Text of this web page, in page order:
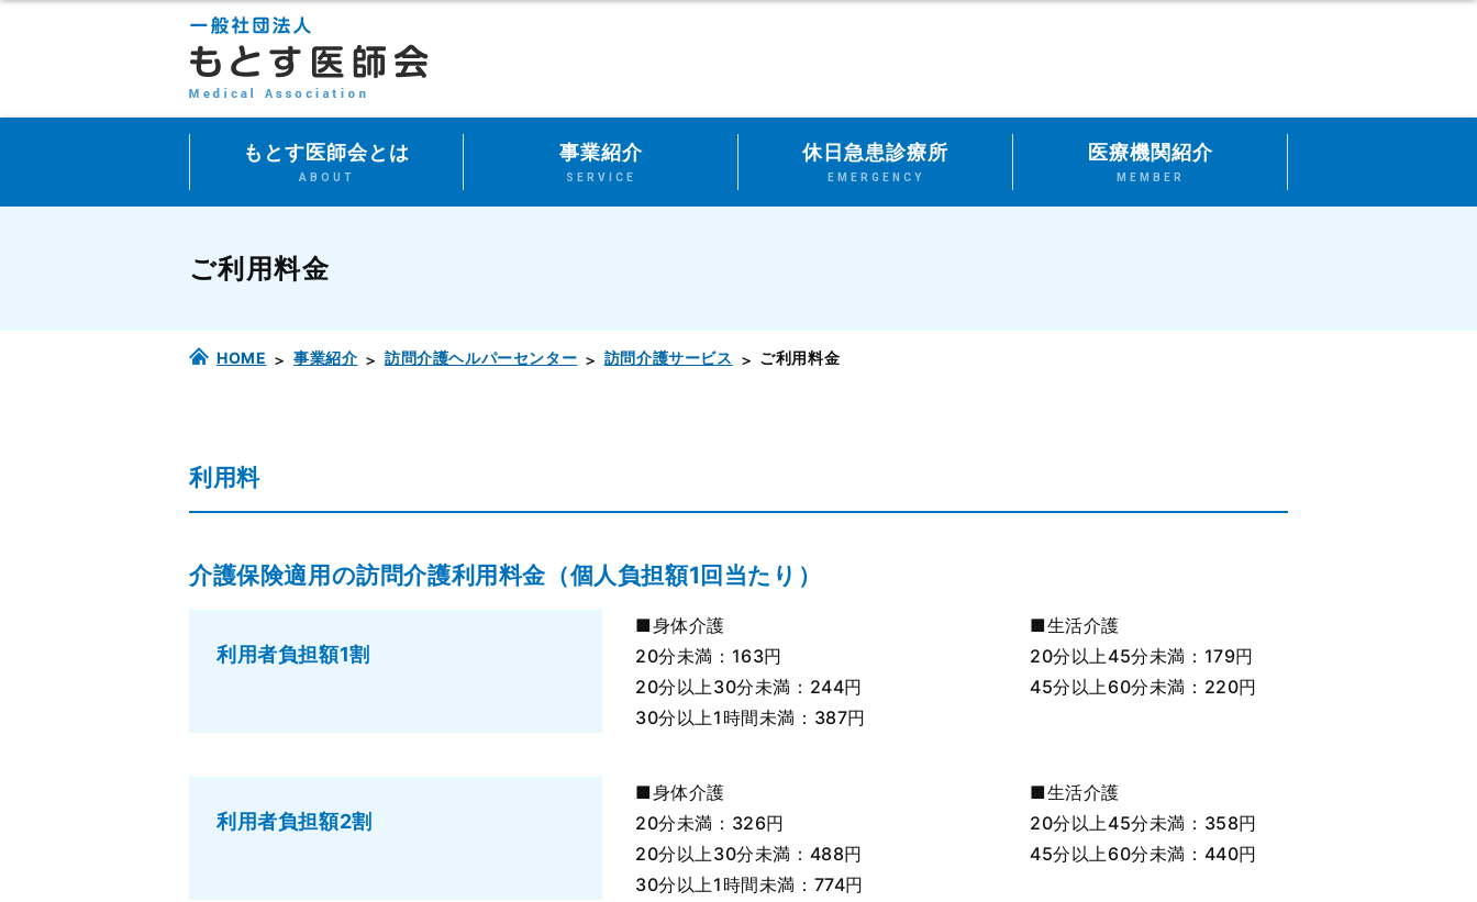
もとす医師会とは
ABOUT
事業紹介
SERVICE
休日急患診療所
EMERGENCY
医療機関紹介
MEMBER
ご利用料金
HOME 事業紹介 訪問介護ヘルパーセンター 訪問介護サービス ご利用料金
利用料
介護保険適用の訪問介護利用料金（個人負担額1回当たり）
利用者負担額1割
■身体介護
20分未満：163円
20分以上30分未満：244円
30分以上1時間未満：387円
■生活介護
20分以上45分未満：179円
45分以上60分未満：220円
利用者負担額2割
■身体介護
20分未満：326円
20分以上30分未満：488円
30分以上1時間未満：774円
■生活介護
20分以上45分未満：358円
45分以上60分未満：440円